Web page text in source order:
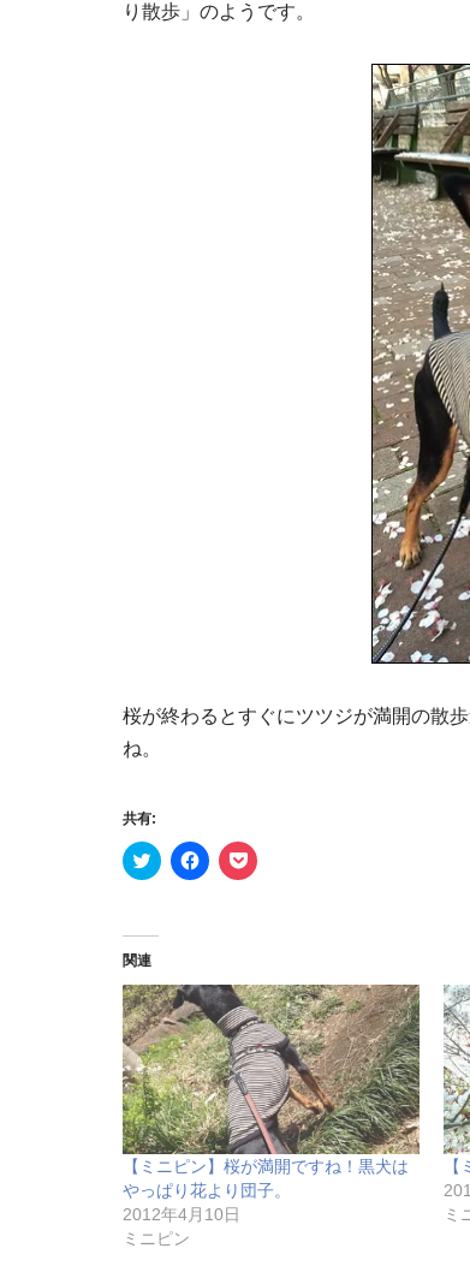
り散歩」のようです。
桜が終わるとすぐにツツジが満開の散
ね。
共有:
ク
リ
て
i
t
t
e
r
で
共
有
(
新
し
い
ウ
ィ
ン
ド
ウ
で
F
a
で
共
有
す
る
に
は
ク
リ
ッ
ク
し
て
く
だ
さ
ク
リ
c
k
e
t
で
シ
ェ
ア
(
新
し
い
ウ
ィ
ン
関連
【ミニピン】桜が満開ですね！黒犬は
やっぱり花より団子。
2012年4月10日
ミニピン
ミ